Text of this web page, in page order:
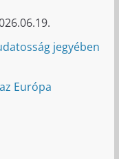
jegyében
Európa